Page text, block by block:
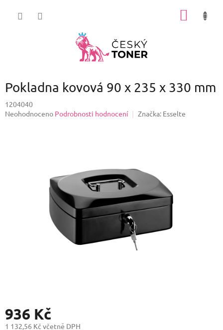
Pokladna kovová 90 x 235 x 330 mm
1204040
Průměrné
Neohodnoceno Podrobnosti hodnocení Značka: Esselte
936 Kč
1 132,56 Kč včetně DPH